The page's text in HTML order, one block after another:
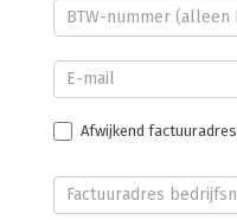
Afwijkend factuuradres